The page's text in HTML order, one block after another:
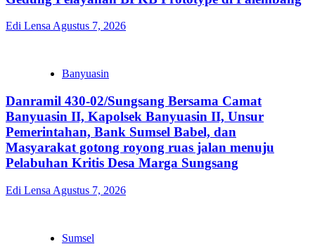
Edi Lensa Agustus 7, 2026
Banyuasin
Danramil 430-02/Sungsang Bersama Camat
Banyuasin II, Kapolsek Banyuasin II, Unsur
Pemerintahan, Bank Sumsel Babel, dan
Masyarakat gotong royong ruas jalan menuju
Pelabuhan Kritis Desa Marga Sungsang
Edi Lensa Agustus 7, 2026
Sumsel